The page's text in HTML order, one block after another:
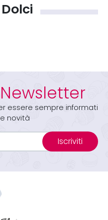
essere sempre informati
novità
Iscriviti